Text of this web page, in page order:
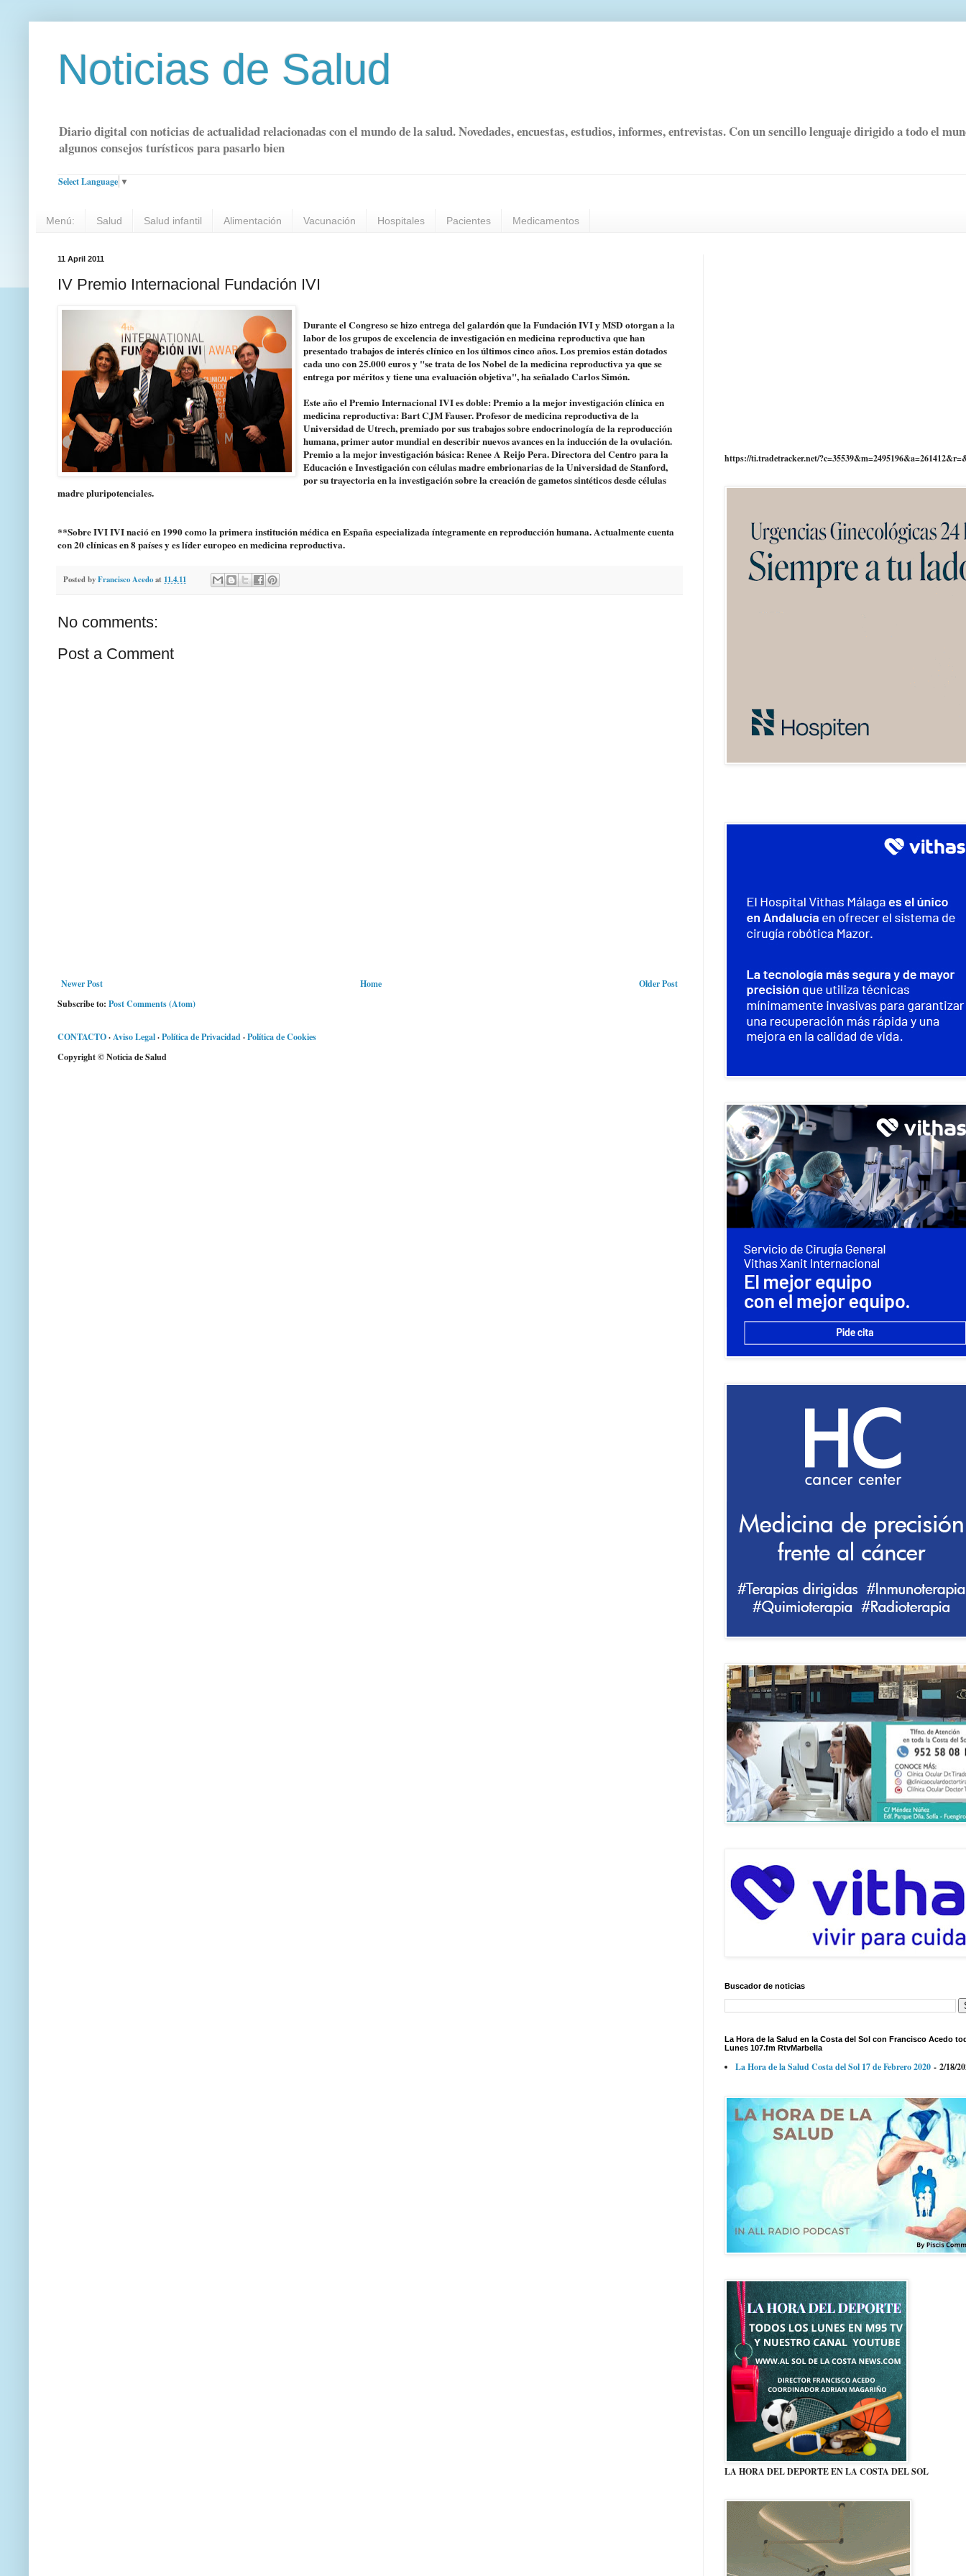
Noticias de Salud
Diario digital con noticias de actualidad relacionadas con el mundo de la salud. Novedades, encuestas, estudios, informes, entrevistas. Con un sencillo lenguaje dirigido a todo el
algunos consejos turísticos para pasarlo bien
Select Language ▼
Menú: Salud Salud infantil Alimentación Vacunación Hospitales Pacientes Medicamentos
11 April 2011
IV Premio Internacional Fundación IVI
Durante el Congreso se hizo entrega del galardón que la Fundación IVI y MSD otorgan a la
labor de los grupos de excelencia de investigación en medicina reproductiva que han
presentado trabajos de interés clínico en los últimos cinco años. Los premios están dotados
cada uno con 25.000 euros y "se trata de los Nobel de la medicina reproductiva ya que se
entrega por méritos y tiene una evaluación objetiva", ha señalado Carlos Simón.
Este año el Premio Internacional IVI es doble: Premio a la mejor investigación clínica en
medicina reproductiva: Bart CJM Fauser. Profesor de medicina reproductiva de la
Universidad de Utrech, premiado por sus trabajos sobre endocrinología de la reproducción
humana, primer autor mundial en describir nuevos avances en la inducción de la ovulación.
Premio a la mejor investigación básica: Renee A Reijo Pera. Directora del Centro para la
Educación e Investigación con células madre embrionarias de la Universidad de Stanford,
por su trayectoria en la investigación sobre la creación de gametos sintéticos desde células
madre pluripotenciales.
**Sobre IVI IVI nació en 1990 como la primera institución médica en España especializada íntegramente en reproducción humana. Actualmente cuenta
con 20 clínicas en 8 países y es líder europeo en medicina reproductiva.
Posted byFrancisco Acedoat 11.4.11
No comments:
Post a Comment
Newer Post Older Post
Home
Subscribe to: Post Comments (Atom)
CONTACTO·Aviso Legal·Política de Privacidad·Política de Cookies
Copyright © Noticia de Salud
https://ti.tradetracker.net/
Buscador de noticias
La Hora de la Salud en la Costa del Sol con Francisco Acedo
Lunes 107.fm RtvMarbella
La Hora de la Salud Costa del Sol 17 de Febrero 2020 - 2/18/
LA HORA DEL DEPORTE EN LA COSTA DEL SOL